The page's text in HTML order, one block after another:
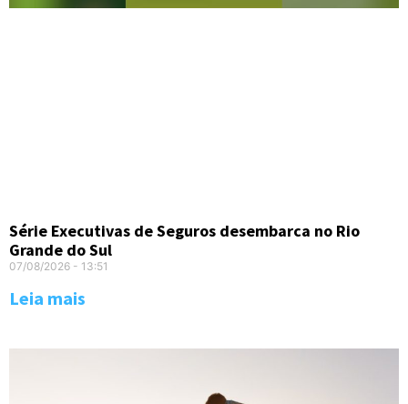
Série Executivas de Seguros desembarca no Rio
Grande do Sul
07/08/2026 13:51
Leia mais